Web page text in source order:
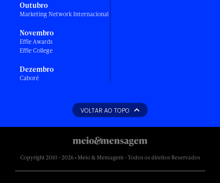
Outubro
Marketing Network Internacional
Novembro
Effie Awards
Effie College
Dezembro
Caboré
VOLTAR AO TOPO
Copyright 2010 - 2026 • Meio & Mensagem - Todos os direitos Reservados